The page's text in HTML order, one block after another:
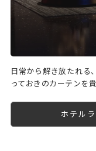
日常から解き放たれる
っておきのカーテンを貴
ホテル